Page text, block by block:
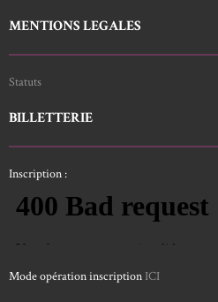
MENTIONS LEGALES
Statuts
BILLETTERIE
Inscription :
Mode opération inscription ICI